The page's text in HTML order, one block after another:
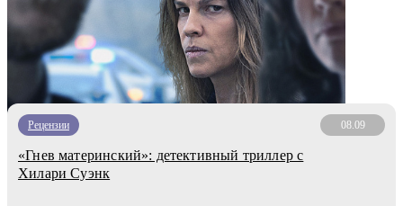
Рецензии 08.09
«Гнев материнский»: детективный триллер с
Хилари Суэнк